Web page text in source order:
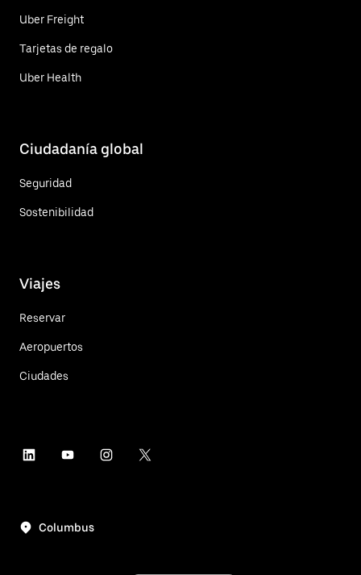
Uber Freight
Tarjetas de regalo
Uber Health
Ciudadanía global
Seguridad
Sostenibilidad
Viajes
Reservar
Aeropuertos
Ciudades
Columbus